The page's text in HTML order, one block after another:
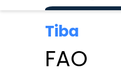
Tiba
FAO